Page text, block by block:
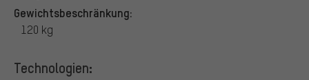
Gewichtsbeschränkung:
120 kg
Technologien: